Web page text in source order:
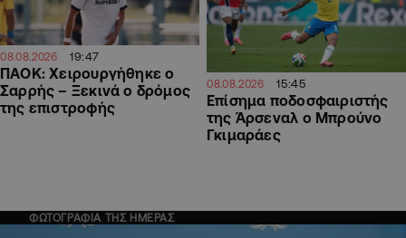
08.08.2026 19:47
ΠΑΟΚ: Χειρουργήθηκε ο
Σαρρής – Ξεκινά ο δρόμος
της επιστροφής
08.08.2026 15:45
Επίσημα ποδοσφαιριστής
της Άρσεναλ ο Μπρούνο
Γκιμαράες
ΦΩΤΟΓΡΑΦΙΑ ΤΗΣ ΗΜΕΡΑΣ